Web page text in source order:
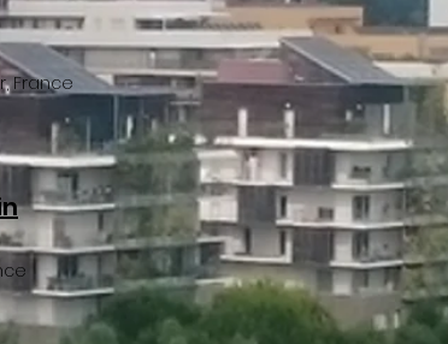
France